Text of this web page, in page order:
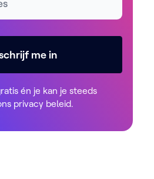
me in
én je kan je steeds
privacy beleid.